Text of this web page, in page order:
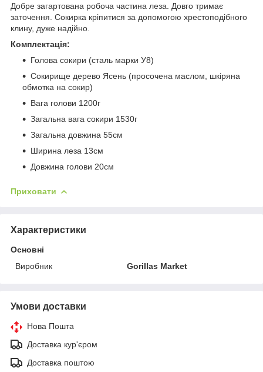
Добре загартована робоча частина леза. Довго тримає
заточення. Сокирка кріпитися за допомогою хрестоподібного
клину, дуже надійно.
Комплектація:
Голова сокири (сталь марки У8)
Сокирище дерево Ясень (просочена маслом, шкіряна
обмотка на сокир)
Вага голови 1200г
Загальна вага сокири 1530г
Загальна довжина 55см
Ширина леза 13см
Довжина голови 20см
Приховати
Характеристики
Основні
Виробник
Gorillas Market
Умови доставки
Нова Пошта
Доставка кур'єром
Доставка поштою